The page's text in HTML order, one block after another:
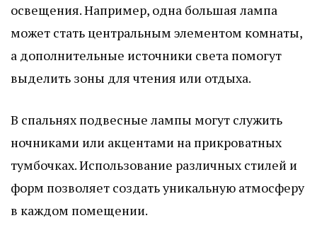
освещения. Например, одна большая лампа
может стать центральным элементом комнаты,
а дополнительные источники света помогут
выделить зоны для чтения или отдыха.
В спальнях подвесные лампы могут служить
ночниками или акцентами на прикроватных
тумбочках. Использование различных стилей и
форм позволяет создать уникальную атмосферу
в каждом помещении.